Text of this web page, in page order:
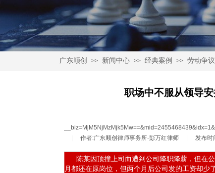
广东顺创 >> 新闻中心 >> 经典案例 >> 劳动争
职场中不服从领导
作者:广东顺创律师事务所-彭万红律师 发布时
陈某因顶撞上司而遭到公司降职降薪，但在
月都还在原岗位，但两个月后公司发的工资却少